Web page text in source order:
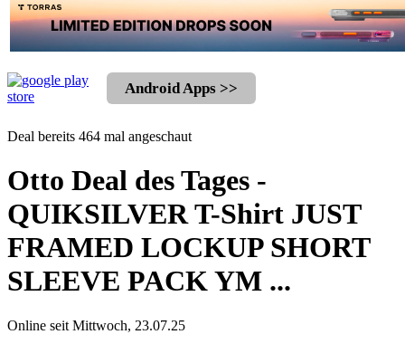
Android Apps >>
Deal bereits 464 mal angeschaut
Otto Deal des Tages -
QUIKSILVER T-Shirt JUST
FRAMED LOCKUP SHORT
SLEEVE PACK YM ...
Online seit Mittwoch, 23.07.25